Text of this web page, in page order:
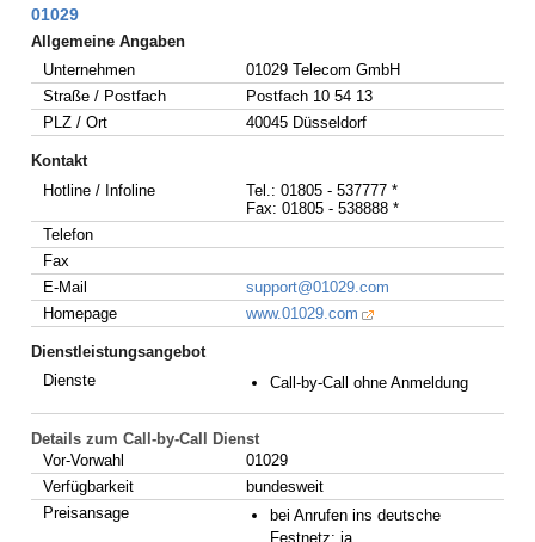
01029
Allgemeine Angaben
Unternehmen
01029 Telecom GmbH
Straße / Postfach
Postfach 10 54 13
PLZ / Ort
40045 Düsseldorf
Kontakt
Hotline / Infoline
Tel.: 01805 - 537777 *
Fax: 01805 - 538888 *
Telefon
Fax
E-Mail
support@01029.com
Homepage
www.01029.com
Dienstleistungsangebot
Dienste
Call-by-Call ohne Anmeldung
Details zum Call-by-Call Dienst
Vor-Vorwahl
01029
Verfügbarkeit
bundesweit
Preisansage
bei Anrufen ins deutsche
Festnetz: ja